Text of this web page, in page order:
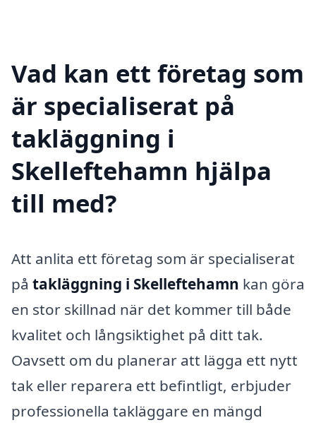
Vad kan ett företag som
är specialiserat på
takläggning i
Skelleftehamn hjälpa
till med?
Att anlita ett företag som är specialiserat
på takläggning i Skelleftehamn kan göra
en stor skillnad när det kommer till både
kvalitet och långsiktighet på ditt tak.
Oavsett om du planerar att lägga ett nytt
tak eller reparera ett befintligt, erbjuder
professionella takläggare en mängd